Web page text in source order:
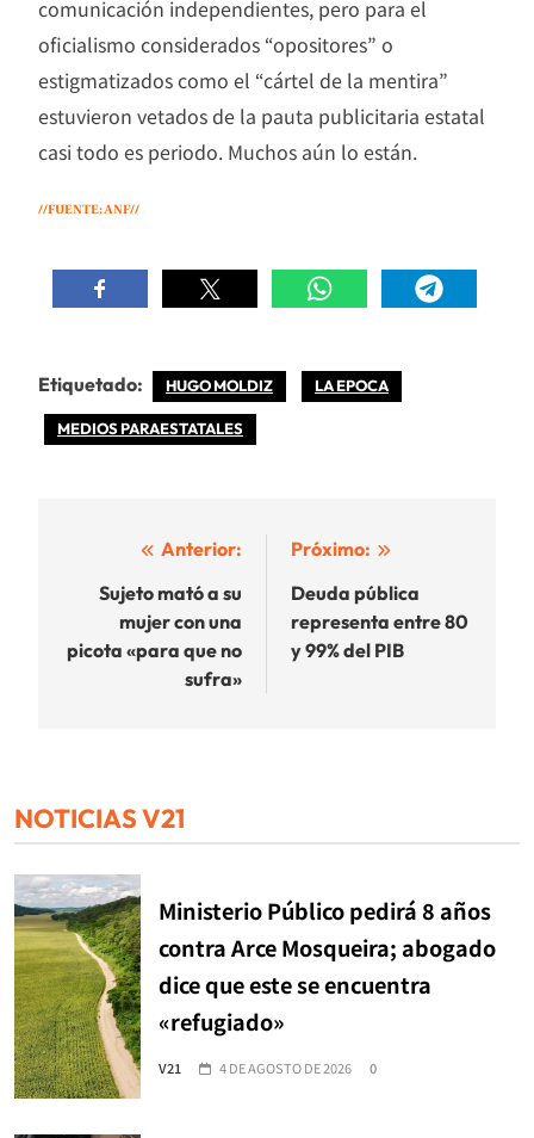
comunicación independientes, pero para el
oficialismo considerados “opositores” o
estigmatizados como el “cártel de la mentira”
estuvieron vetados de la pauta publicitaria estatal
casi todo es periodo. Muchos aún lo están.
//FUENTE: ANF//
Etiquetado: HUGO MOLDIZ LA EPOCA
MEDIOS PARAESTATALES
Navegación
entradas
Anterior:
Sujeto mató a su
mujer con una
picota «para que no
sufra»
Próximo:
Deuda pública
representa entre 80
y 99% del PIB
NOTICIAS V21
Ministerio Público pedirá 8 años
contra Arce Mosqueira; abogado
dice que este se encuentra
«refugiado»
V21 4 DE AGOSTO DE 2026 0